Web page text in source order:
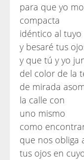
para que yo
compacta
idéntico al tuyo
y besaré tus
y que tú y yo
del color de la
de mirada
la calle con
uno mismo
como
que nos obliga
tus ojos en